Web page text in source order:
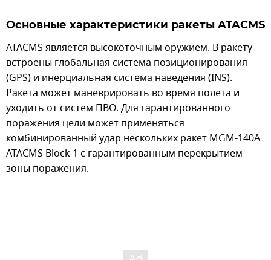
Основные характеристики ракеты ATACMS
ATACMS является высокоточным оружием. В ракету
встроены глобальная система позиционирования
(GPS) и инерциальная система наведения (INS).
Ракета может маневрировать во время полета и
уходить от систем ПВО. Для гарантированного
поражения цели может применяться
комбинированный удар нескольких ракет MGM-140A
ATACMS Block 1 с гарантированным перекрытием
зоны поражения.